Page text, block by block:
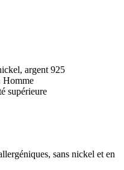
argent 925
Homme
supérieure
sans nickel et en